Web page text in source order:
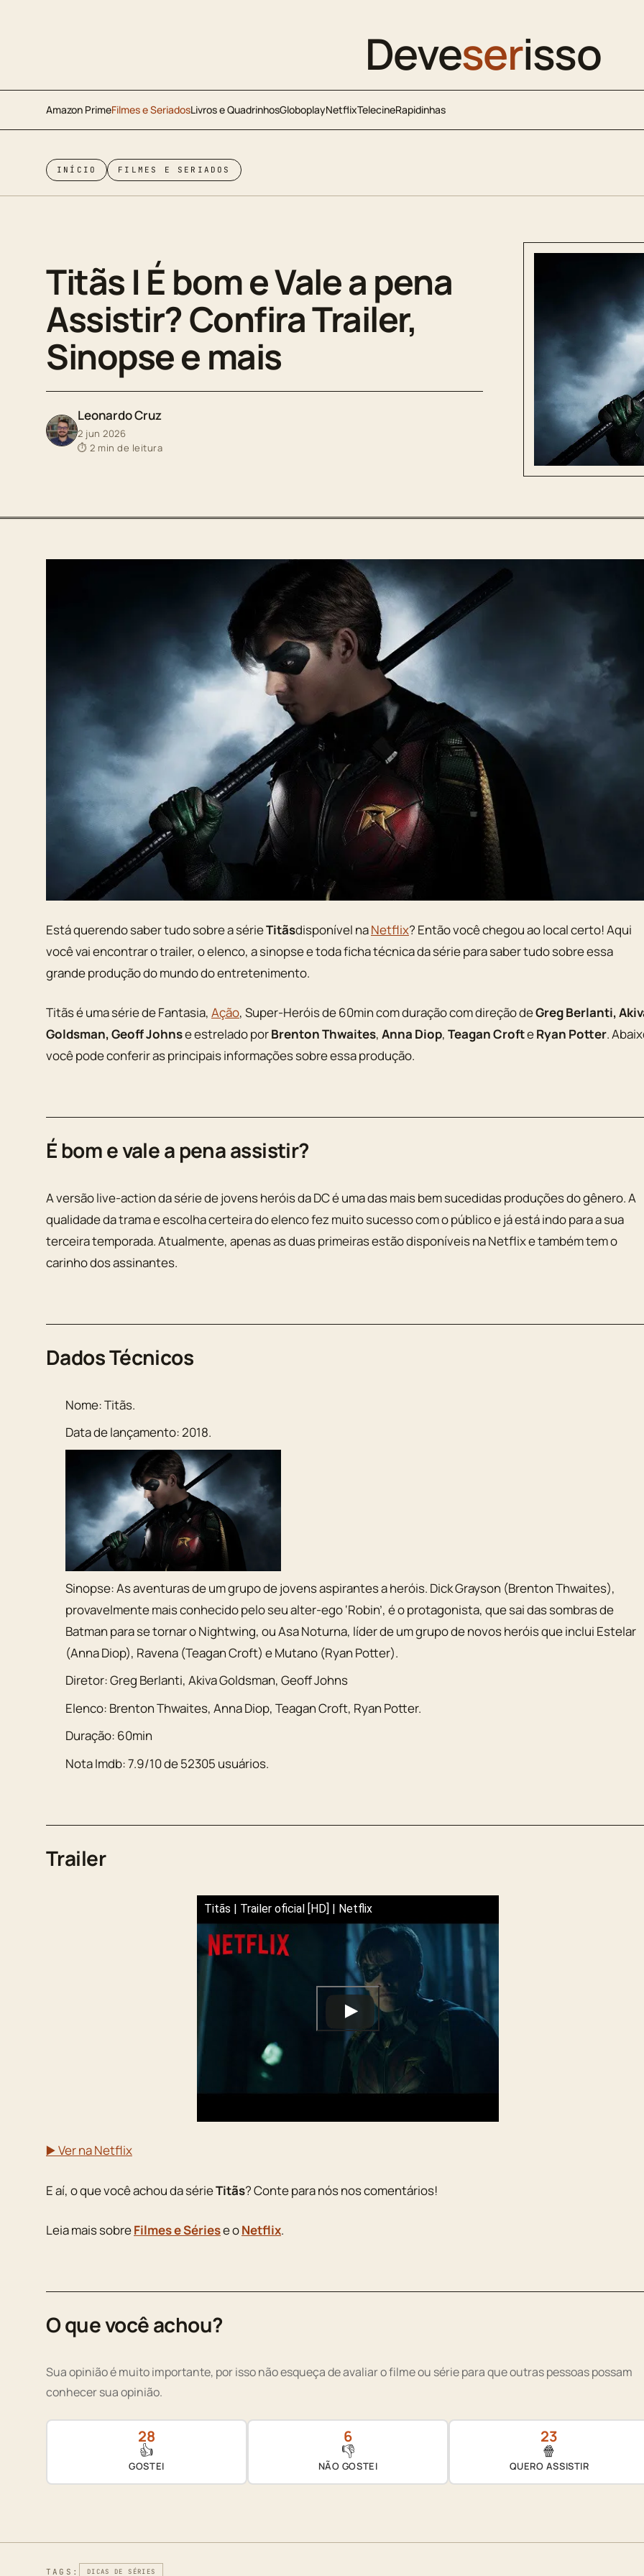
Deveserisso
Amazon PrimeFilmes e SeriadosLivros e QuadrinhosGloboplayNetflixTelecineRapidinhas
INÍCIO FILMES E SERIADOS
Titãs | É bom e Vale a pena
Assistir? Confira Trailer,
Sinopse e mais
Leonardo Cruz
2 jun 2026
⏱ 2 min de leitura
Está querendo saber tudo sobre a sérieTitãsdisponível naNetflix? Então você chegou ao local certo! Aqui
você vai encontrar o trailer, o elenco, a sinopse e toda ficha técnica da série para saber tudo sobre essa
grande produção do mundo do entretenimento.
Titãs é uma série de Fantasia, Ação, Super-Heróis de 60min com duração com direção deGreg Berlanti,
Goldsman, Geoff Johnse estrelado porBrenton Thwaites, Anna Diop, Teagan CrofteRyan Potter.
você pode conferir as principais informações sobre essa produção.
É bom e vale a pena assistir?
A versão live-action da série de jovens heróis da DC é uma das mais bem sucedidas produções do gênero. A
qualidade da trama e escolha certeira do elenco fez muito sucesso com o público e já está indo para a sua
terceira temporada. Atualmente, apenas as duas primeiras estão disponíveis na Netflix e também tem o
carinho dos assinantes.
Dados Técnicos
Nome:Titãs.
Data de lançamento:2018.
Sinopse:As aventuras de um grupo de jovens aspirantes a heróis. Dick Grayson (Brenton Thwaites),
provavelmente mais conhecido pelo seu alter-ego ‘Robin’, é o protagonista, que sai das sombras de
Batman para se tornar o Nightwing, ou Asa Noturna, líder de um grupo de novos heróis que inclui Estelar
(Anna Diop), Ravena (Teagan Croft) e Mutano (Ryan Potter).
Diretor:Greg Berlanti, Akiva Goldsman, Geoff Johns
Elenco: Brenton Thwaites,Anna Diop,Teagan Croft, Ryan Potter.
Duração: 60min
Nota Imdb:7.9/10de52305 usuários.
Trailer
Titãs | Trailer oficial [HD] | Netflix
▶️ Ver na Netflix
E aí, o que você achou da sérieTitãs? Conte para nós nos comentários!
Leia mais sobreFilmes e Sériese oNetflix.
O que você achou?
Sua opinião é muito importante, por isso não esqueça de avaliar o filme ou série para que outras pessoas possam
conhecer sua opinião.
28
👍
GOSTEI
6
👎
NÃO GOSTEI
23
🍿
QUERO ASSISTIR
TAGS: DICAS DE SÉRIES